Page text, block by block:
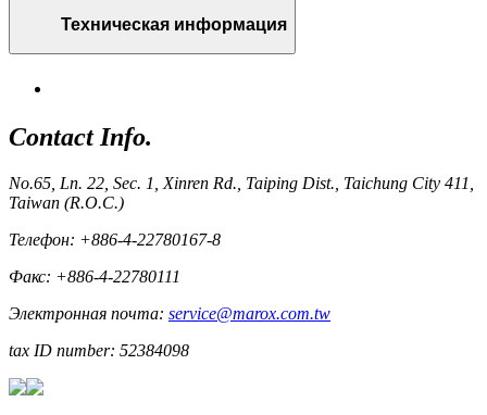
Техническая информация
Contact Info.
No.65, Ln. 22, Sec. 1, Xinren Rd., Taiping Dist., Taichung City 411,
Taiwan (R.O.C.)
Телефон: +886-4-22780167-8
Факс: +886-4-22780111
Электронная почта: service@marox.com.tw
tax ID number: 52384098